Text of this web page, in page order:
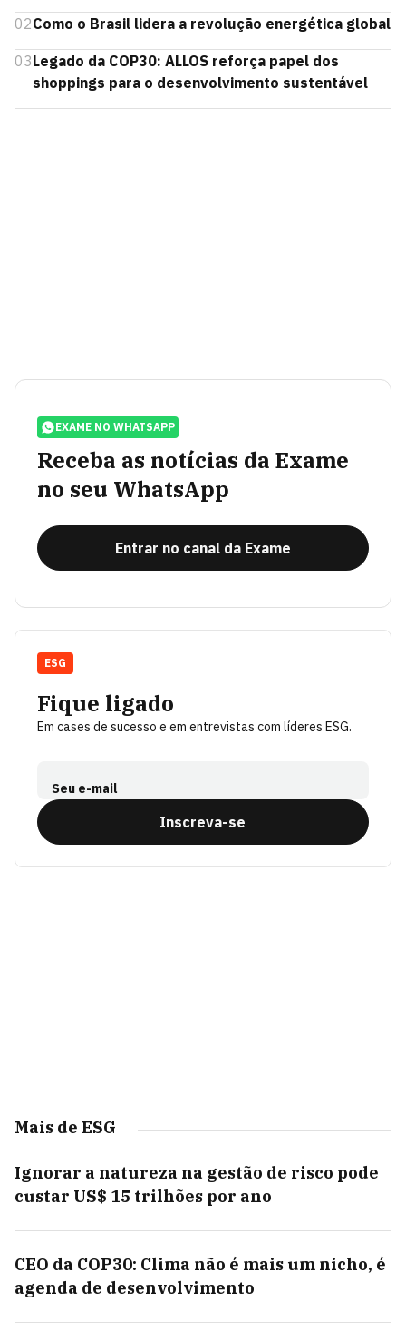
02Como o Brasil lidera a revolução energética global
03Legado da COP30: ALLOS reforça papel dos
shoppings para o desenvolvimento sustentável
EXAME NO WHATSAPP
Receba as notícias da Exame
no seu WhatsApp
Entrar no canal da Exame
Fique ligado
Em cases de sucesso e em entrevistas com líderes ESG.
Seu e-mail
Inscreva-se
ESG
Mais de ESG
Ignorar a natureza na gestão de risco pode
custar US$ 15 trilhões por ano
CEO da COP30: Clima não é mais um nicho, é
agenda de desenvolvimento